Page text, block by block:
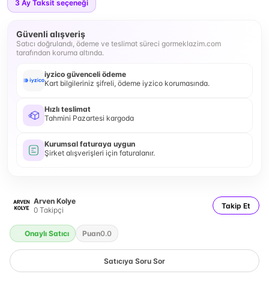
3 Ay Taksit seçeneği
Güvenli alışveriş
Satıcı doğrulandı, ödeme ve teslimat süreci gormeklazim.com
tarafından koruma altında.
iyzico güvenceli ödeme
Kart bilgileriniz şifreli, ödeme iyzico korumasında.
Hızlı teslimat
Tahmini Pazartesi kargoda
Kurumsal faturaya uygun
Şirket alışverişleri için faturalanır.
Arven Kolye
0 Takipçi Takip Et
Onaylı Satıcı Puan0.0
Satıcıya Soru Sor